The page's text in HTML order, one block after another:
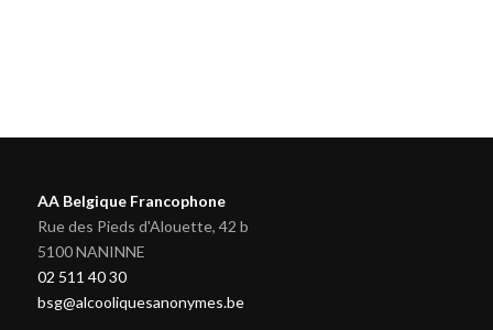
AA Belgique Francophone
Rue des Pieds d'Alouette, 42 b
5100 NANINNE
02 511 40 30
bsg@alcooliquesanonymes.be